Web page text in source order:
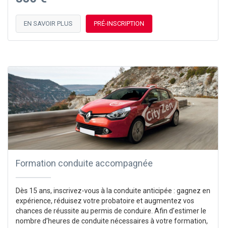
EN SAVOIR PLUS PRÉ-INSCRIPTION
Formation conduite accompagnée
Dès 15 ans, inscrivez-vous à la conduite anticipée : gagnez en
expérience, réduisez votre probatoire et augmentez vos
chances de réussite au permis de conduire. Afin d’estimer le
nombre d’heures de conduite nécessaires à votre formation,